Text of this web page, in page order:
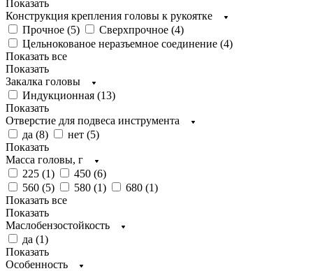
Показать
Конструкция крепления головы к рукоятке
Прочное (5) Сверхпрочное (4)
Цельнокованое неразъемное соединение (4)
Показать все
Показать
Закалка головы
Индукционная (13)
Показать
Отверстие для подвеса инструмента
да (8) нет (5)
Показать
Масса головы, г
225 (1) 450 (6)
560 (5) 580 (1) 680 (1)
Показать все
Показать
Маслобензостойкость
да (1)
Показать
Особенность